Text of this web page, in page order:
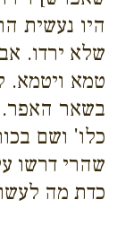
היו נעשית
שלא ירדו.
טמא ויטמא.
בשאר האפר.
כלו' ושם
שהרי דרשו
כדת מה